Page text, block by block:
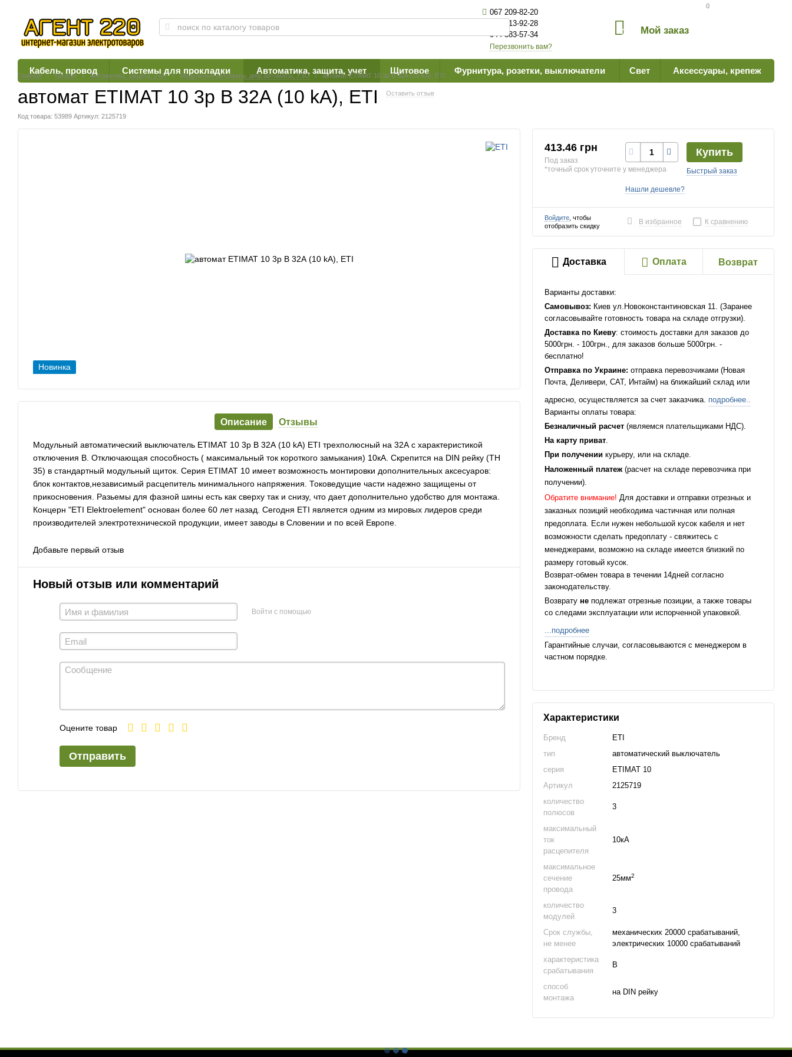
0
067 209-82-20
063 613-92-28
044 383-57-34
Перезвонить вам?
0 Мой заказ
Кабель, провод Системы для прокладки Автоматика, защита, учет Щитовое Фурнитура, розетки, выключатели Свет Аксессуары, крепеж
Главная Каталог Автоматика, защита, учет Модульные автоматы, диф.автоматы, УЗО автомат ETIMAT 10 3p B 32А (10 kA), ETI
автомат ETIMAT 10 3p B 32А (10 kA), ETI Оставить отзыв
Код товара: 53989 Артикул: 2125719
Новинка
Описание Отзывы
Модульный автоматический выключатель ETIMAT 10 3p B 32А (10 kA) ETI трехполюсный на 32А с характеристикой
отключения B. Отключающая способность ( максимальный ток короткого замыкания) 10кА. Скрепится на DIN рейку (ТН
35) в стандартный модульный щиток. Серия ETIMAT 10 имеет возможность монтировки дополнительных аксесуаров:
блок контактов,независимый расцепитель минимального напряжения. Токоведущие части надежно защищены от
прикосновения. Разьемы для фазной шины есть как сверху так и снизу, что дает дополнительно удобство для монтажа.
Концерн "ETI Elektroelement" основан более 60 лет назад. Сегодня ETI является одним из мировых лидеров среди
производителей электротехнической продукции, имеет заводы в Словении и по всей Европе.
Добавьте первый отзыв
Новый отзыв или комментарий
Войти с помощью
Оцените товар
Отправить
413.46 грн
Под заказ
*точный срок уточните у менеджера
Купить
Быстрый заказ
Нашли дешевле?
Войдите , чтобы
отобразить скидку
В избранное К сравнению
Доставка Оплата Возврат
Варианты доставки:
Самовывоз: Киев ул.Новоконстантиновская 11. (Заранее
согласовывайте готовность товара на складе отгрузки).
Доставка по Киеву: стоимость доставки для заказов до
5000грн. - 100грн., для заказов больше 5000грн. -
бесплатно!
Отправка по Украине: отправка перевозчиками (Новая
Почта, Деливери, САТ, Интайм) на ближайший склад или
адресно, осуществляется за счет заказчика. подробнее..
Варианты оплаты товара:
Безналичный расчет (являемся плательщиками НДС).
На карту приват.
При получении курьеру, или на складе.
Наложенный платеж(расчет на складе перевозчика при
получении).
Обратите внимание! Для доставки и отправки отрезных и
заказных позиций необходима частичная или полная
предоплата. Если нужен небольшой кусок кабеля и нет
возможности сделать предоплату - свяжитесь с
менеджерами, возможно на складе имеется близкий по
размеру готовый кусок.
Возврат-обмен товара в течении 14дней согласно
законодательству.
Возвратуне подлежат отрезные позиции, а также товары
со следами эксплуатации или испорченной упаковкой.
...подробнее
Гарантийные случаи, согласовываются с менеджером в
частном порядке.
Характеристики
Бренд
ETI
тип
автоматический выключатель
серия
ETIMAT 10
Артикул
2125719
количество
полюсов
3
максимальный
ток
расцепителя
10кА
максимальное
сечение
провода
25мм2
количество
модулей
3
Срок службы,
не менее
механических 20000 срабатываний,
электрических 10000 срабатываний
характеристика
срабатывания
B
способ
монтажа
на DIN рейку